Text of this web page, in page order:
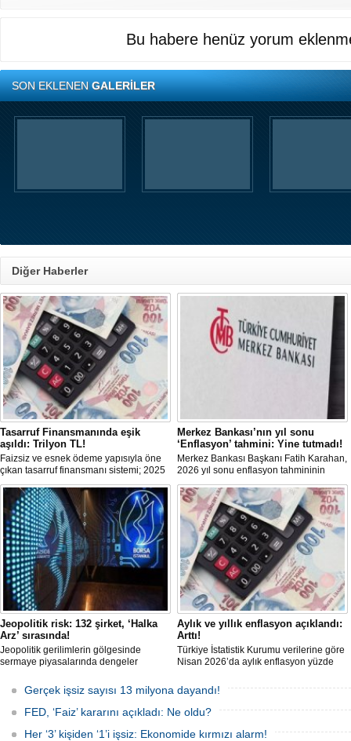
Bu habere henüz yorum
SON EKLENENGALERİLER
Diğer Haberler
Tasarruf Finansmanında eşik
aşıldı: Trilyon TL!
Faizsiz ve esnek ödeme yapısıyla öne
çıkan tasarruf finansmanı sistemi; 2025
itibariyle trilyon TL’yi aşan işlem
hacmine ulaşarak ana akım bir finansal
modele dönüştü. Dar ve orta gelirli
kesime; ev ve araç sahibi olma yolunda
güçlü bir alternatif sunuyor.
Merkez Bankası’nın yıl sonu
‘Enflasyon’ tahmini: Yine tutmadı!
Merkez Bankası Başkanı Fatih Karahan,
2026 yıl sonu enflasyon tahmininin
yüzde 16'dan yüzde 24'e yükseltildiğini
bildirdi. Karahan ayrıca birçok
ekonomide büyüme öngörülerinin aşağı
yönde güncellendiğinin görüldüğünü
söyledi.
Jeopolitik risk: 132 şirket, ‘Halka
Arz’ sırasında!
Jeopolitik gerilimlerin gölgesinde
sermaye piyasalarında dengeler
halka arz cephesine dikkat çekti.
2026’da artan belirsizliklere rağmen
132 şirketin halka arz için sırada
olduğu, finansmana erişimde zorlanan
firmaların borsaya yöneliminin
Aylık ve yıllık enflasyon açıklandı:
Arttı!
Türkiye İstatistik Kurumu verilerine göre
Nisan 2026’da aylık enflasyon yüzde
oldu. Açıklanan rakamlar; piyasa
beklentilerinin üzerinde gerçekleşti.
Gerçek işsiz sayısı 13 milyona dayandı!
FED, ‘Faiz’ kararını açıkladı: Ne oldu?
Her ‘3’ kişiden ‘1’i işsiz: Ekonomide kırmızı alarm!